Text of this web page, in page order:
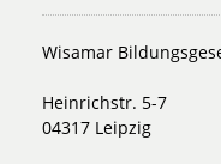
Wisamar
Heinrichstr. 5-7
04317 Leipzig